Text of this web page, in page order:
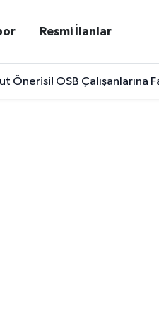
Resmi İlanlar
OSB Çalışanlarına